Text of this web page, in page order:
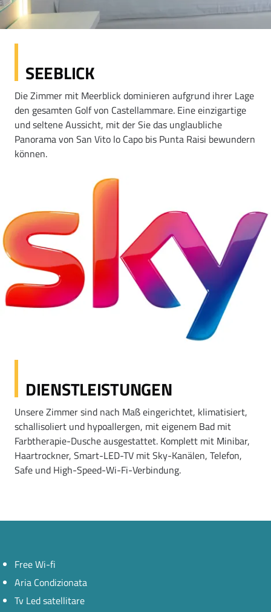
SEEBLICK
Die Zimmer mit Meerblick dominieren aufgrund ihrer Lage
den gesamten Golf von Castellammare. Eine einzigartige
und seltene Aussicht, mit der Sie das unglaubliche
Panorama von San Vito lo Capo bis Punta Raisi bewundern
können.
DIENSTLEISTUNGEN
Unsere Zimmer sind nach Maß eingerichtet, klimatisiert,
schallisoliert und hypoallergen, mit eigenem Bad mit
Farbtherapie-Dusche ausgestattet. Komplett mit Minibar,
Haartrockner, Smart-LED-TV mit Sky-Kanälen, Telefon,
Safe und High-Speed-Wi-Fi-Verbindung.
Free Wi-fi
Aria Condizionata
Tv Led satellitare